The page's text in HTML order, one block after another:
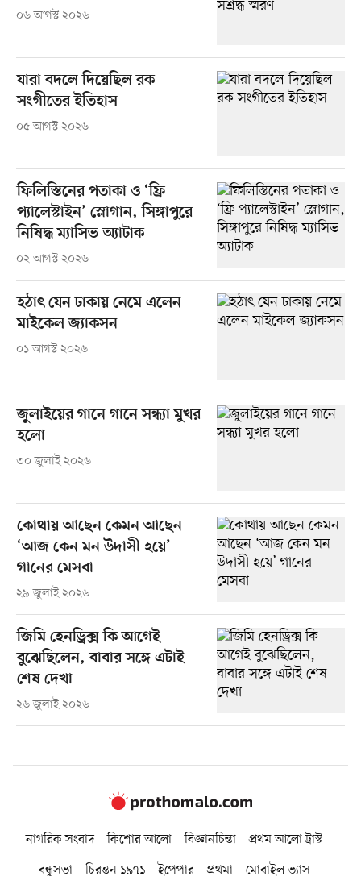
০৬ আগস্ট ২০২৬
যারা বদলে দিয়েছিল রক
সংগীতের ইতিহাস
০৫ আগস্ট ২০২৬
ফিলিস্তিনের পতাকা ও ‘ফ্রি
প্যালেস্টাইন’ স্লোগান, সিঙ্গাপুরে
নিষিদ্ধ ম্যাসিভ অ্যাটাক
০২ আগস্ট ২০২৬
হঠাৎ যেন ঢাকায় নেমে এলেন
মাইকেল জ্যাকসন
০১ আগস্ট ২০২৬
জুলাইয়ের গানে গানে সন্ধ্যা মুখর
হলো
৩০ জুলাই ২০২৬
কোথায় আছেন কেমন আছেন
‘আজ কেন মন উদাসী হয়ে’
গানের মেসবা
২৯ জুলাই ২০২৬
জিমি হেনড্রিক্স কি আগেই
বুঝেছিলেন, বাবার সঙ্গে এটাই
শেষ দেখা
২৬ জুলাই ২০২৬
নাগরিক সংবাদ কিশোর আলো বিজ্ঞানচিন্তা
প্রথম আলো ট্রাস্ট
বন্ধুসভা
চিরন্তন ১৯৭১ ইপেপার প্রথমা মোবাইল ভ্যাস